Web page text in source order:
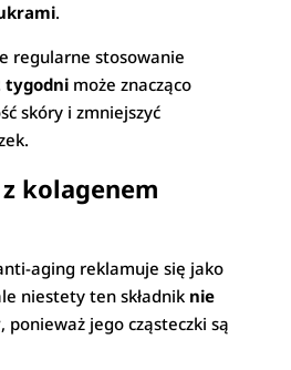
.
regularne stosowanie
tygodni może znacząco
skóry i zmniejszyć
kolagenem
aging reklamuje się jako
niestety ten składnik nie
, ponieważ jego cząsteczki są